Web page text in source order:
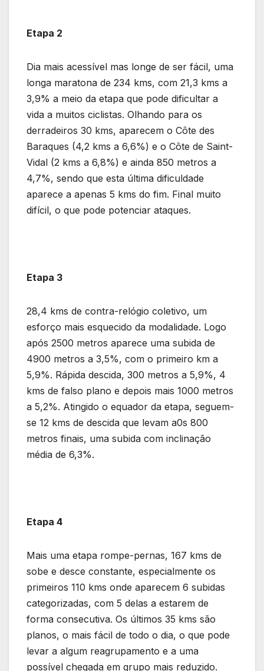
Etapa 2
Dia mais acessível mas longe de ser fácil, uma
longa maratona de 234 kms, com 21,3 kms a
3,9% a meio da etapa que pode dificultar a
vida a muitos ciclistas. Olhando para os
derradeiros 30 kms, aparecem o Côte des
Baraques (4,2 kms a 6,6%) e o Côte de Saint-
Vidal (2 kms a 6,8%) e ainda 850 metros a
4,7%, sendo que esta última dificuldade
aparece a apenas 5 kms do fim. Final muito
difícil, o que pode potenciar ataques.
Etapa 3
28,4 kms de contra-relógio coletivo, um
esforço mais esquecido da modalidade. Logo
após 2500 metros aparece uma subida de
4900 metros a 3,5%, com o primeiro km a
5,9%. Rápida descida, 300 metros a 5,9%, 4
kms de falso plano e depois mais 1000 metros
a 5,2%. Atingido o equador da etapa, seguem-
se 12 kms de descida que levam a0s 800
metros finais, uma subida com inclinação
média de 6,3%.
Etapa 4
Mais uma etapa rompe-pernas, 167 kms de
sobe e desce constante, especialmente os
primeiros 110 kms onde aparecem 6 subidas
categorizadas, com 5 delas a estarem de
forma consecutiva. Os últimos 35 kms são
planos, o mais fácil de todo o dia, o que pode
levar a algum reagrupamento e a uma
possível chegada em grupo mais reduzido.